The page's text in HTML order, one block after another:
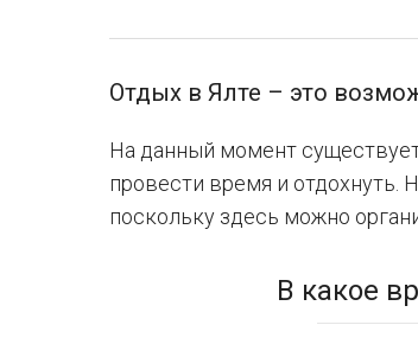
Отдых в Ялте – это
На данный момент
провести время и
поскольку здесь можно
В какое